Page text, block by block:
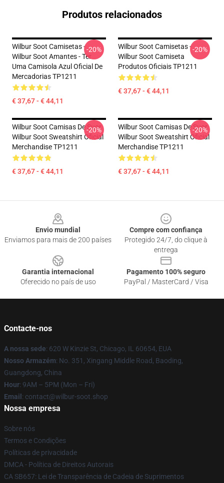
Produtos relacionados
Wilbur Soot Camisetas -
Wilbur Soot Amantes - Ter
Uma Camisola Azul Oficial De
Mercadorias TP1211
€ 37,67 - € 44,11
-20%
Wilbur Soot Camisetas -
Wilbur Soot Camiseta
Produtos Oficiais TP1211
€ 37,67 - € 44,11
-20%
Wilbur Soot Camisas De Suor
Wilbur Soot Sweatshirt Oficial
Merchandise TP1211
€ 37,67 - € 44,11
-20%
Wilbur Soot Camisas De Suor
Wilbur Soot Sweatshirt Oficial
Merchandise TP1211
€ 37,67 - € 44,11
-20%
Envio mundial
Enviamos para mais de 200 países
Compre com confiança
Protegido 24/7, do clique à
entrega
Garantia internacional
Oferecido no país de uso
Pagamento 100% seguro
PayPal / MasterCard / Visa
Contacte-nos
A nossa sede: 620 W Kinzie St, Chicago, IL 60654, EUA
Nosso Armazém: No. 351, Xingang Middle Road, Baoding,
Guangdong, China
Hour: 9AM – 5PM (Mon – Fri)
Email : contact@wilbur-soot.shop
Nossa empresa
Sobre nós
Termos e Condições
Políticas de privacidade
DMCA - Política de Direitos Autorais
CA SB657: Lei de Transparência de Cadeia de Suprimentos